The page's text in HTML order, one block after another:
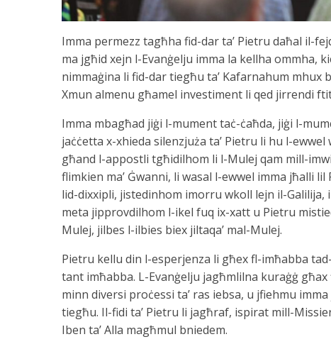
Imma permezz tagħha fid-dar ta’ Pietru daħal il-
ma jgħid xejn l-Evanġelju imma la kellha ommha,
nimmaġina li fid-dar tiegħu ta’ Kafarnahum mhux
Xmun almenu għamel investiment li qed jirrendi
Imma mbagħad jiġi l-mument taċ-ċaħda, jiġi l-
jaċċetta x-xhieda silenzjuża ta’ Pietru li hu l-
għand l-appostli tgħidilhom li l-Mulej qam mill-
flimkien ma’ Ġwanni, li wasal l-ewwel imma jħalli
lid-dixxipli, jistedinhom imorru wkoll lejn il-
meta jipprovdilhom l-ikel fuq ix-xatt u Pietru
Mulej, jilbes l-ilbies biex jiltaqa’ mal-Mulej.
Pietru kellu din l-esperjenza li għex fl-imħabba
tant imħabba. L-Evanġelju jagħmlilna kuraġġ
minn diversi proċessi ta’ ras iebsa, u jfiehmu
tiegħu. Il-fidi ta’ Pietru li jagħraf, ispirat mill-
Iben ta’ Alla magħmul bniedem.